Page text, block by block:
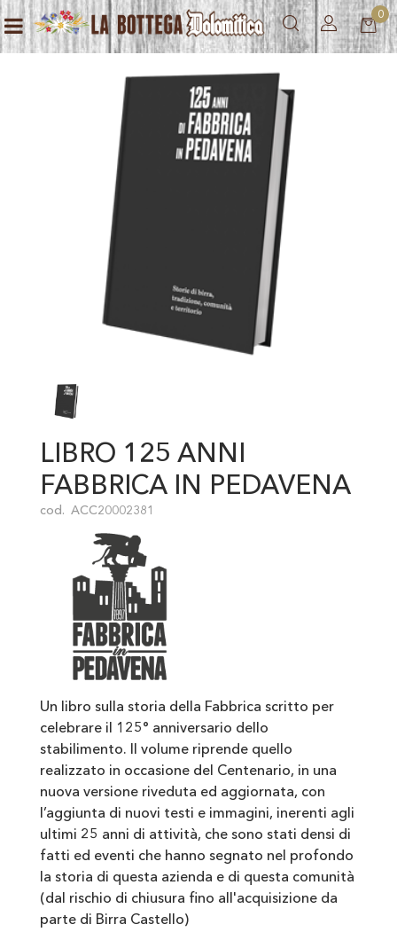
Open menu
0
LIBRO 125 ANNI
FABBRICA IN PEDAVENA
cod. ACC20002381
Un libro sulla storia della Fabbrica scritto per
celebrare il 125° anniversario dello
stabilimento. Il volume riprende quello
realizzato in occasione del Centenario, in una
nuova versione riveduta ed aggiornata, con
l’aggiunta di nuovi testi e immagini, inerenti agli
ultimi 25 anni di attività, che sono stati densi di
fatti ed eventi che hanno segnato nel profondo
la storia di questa azienda e di questa comunità
(dal rischio di chiusura fino all'acquisizione da
parte di Birra Castello)